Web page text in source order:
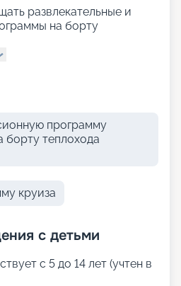
развлекательные и
на борту
программу
борту теплохода
круиза
с детьми
с 5 до 14 лет (учтен в